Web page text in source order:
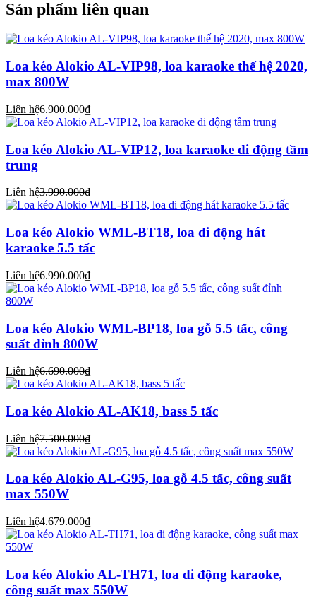
Sản phẩm liên quan
Loa kéo Alokio AL-VIP98, loa karaoke thế hệ 2020,
max 800W
Liên hệ6.900.000₫
Loa kéo Alokio AL-VIP12, loa karaoke di động tầm
trung
Liên hệ3.990.000₫
Loa kéo Alokio WML-BT18, loa di động hát
karaoke 5.5 tấc
Liên hệ6.990.000₫
Loa kéo Alokio WML-BP18, loa gỗ 5.5 tấc, công
suất đỉnh 800W
Liên hệ6.690.000₫
Loa kéo Alokio AL-AK18, bass 5 tấc
Liên hệ7.500.000₫
Loa kéo Alokio AL-G95, loa gỗ 4.5 tấc, công suất
max 550W
Liên hệ4.679.000₫
Loa kéo Alokio AL-TH71, loa di động karaoke,
công suất max 550W